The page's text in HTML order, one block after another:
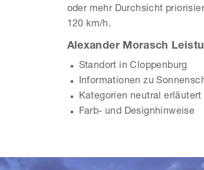
oder mehr Durchsicht
120 km/h.
Alexander Morasch
Standort in Cloppenburg
Informationen zu
Kategorien neutral
Farb- und Designhinweise